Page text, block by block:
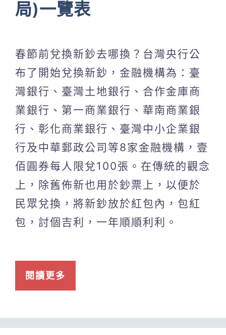
局)一覽表
春節前兌換新鈔去哪換？台灣央行公
布了開始兌換新鈔，金融機構為：臺
灣銀行、臺灣土地銀行、合作金庫商
業銀行、第一商業銀行、華南商業銀
行、彰化商業銀行、臺灣中小企業銀
行及中華郵政公司等8家金融機構，壹
佰圓券每人限兌100張。在傳統的觀念
上，除舊佈新也用於鈔票上，以便於
民眾兌換，將新鈔放於紅包內，包紅
包，討個吉利，一年順順利利。
閱讀更多